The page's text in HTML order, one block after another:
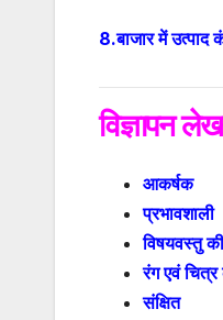
8.बाजार में उत्पाद
विज्ञापन
आकर्षक
प्रभावशाली
विषयवस्तु
रंग एवं
संक्षित